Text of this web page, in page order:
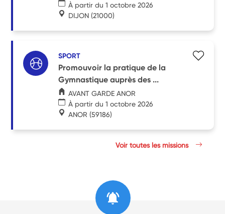
À partir du 1 octobre 2026
DIJON (21000)
SPORT
Promouvoir la pratique de la
Gymnastique auprès des ...
AVANT GARDE ANOR
À partir du 1 octobre 2026
ANOR (59186)
Voir toutes les missions